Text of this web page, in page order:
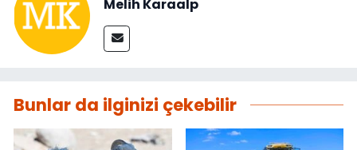
Melih Karaalp
Bunlar da ilginizi çekebilir